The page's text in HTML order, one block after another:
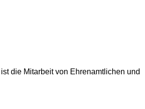
die Mitarbeit von Ehrenamtlichen und